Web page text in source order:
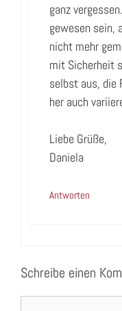
ganz
gewesen sein,
nicht mehr
mit Sicherheit
selbst aus, die
her auch
Liebe Grüße,
Daniela
Antworten
Schreibe einen